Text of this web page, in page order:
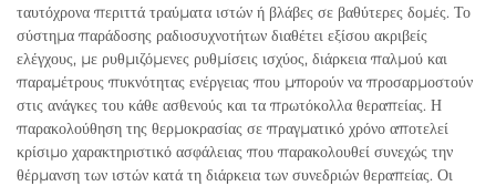
ταυτόχρονα περιττά τραύματα ιστών ή βλάβες σε βαθύτερες δομές. Το
σύστημα παράδοσης ραδιοσυχνοτήτων διαθέτει εξίσου ακριβείς
ελέγχους, με ρυθμιζόμενες ρυθμίσεις ισχύος, διάρκεια παλμού και
παραμέτρους πυκνότητας ενέργειας που μπορούν να προσαρμοστούν
στις ανάγκες του κάθε ασθενούς και τα πρωτόκολλα θεραπείας. Η
παρακολούθηση της θερμοκρασίας σε πραγματικό χρόνο αποτελεί
κρίσιμο χαρακτηριστικό ασφάλειας που παρακολουθεί συνεχώς την
θέρμανση των ιστών κατά τη διάρκεια των συνεδριών θεραπείας. Οι